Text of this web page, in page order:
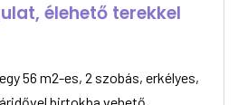
élehető terekkel
56 m2-es, 2 szobás, erkélyes,